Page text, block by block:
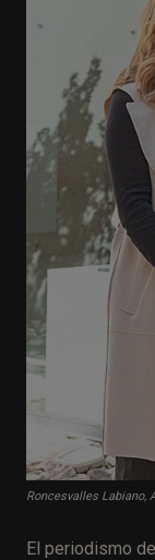
Roncesvalles Labiano,
El periodismo